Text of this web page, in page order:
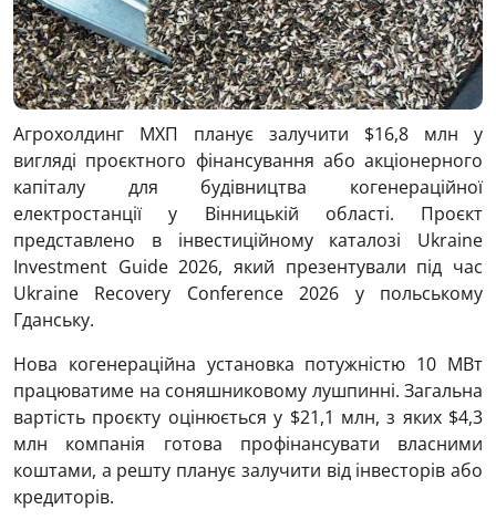
Агрохолдинг МХП планує залучити $16,8 млн у
вигляді проєктного фінансування або акціонерного
капіталу для будівництва когенераційної
електростанції у Вінницькій області. Проєкт
представлено в інвестиційному каталозі Ukraine
Investment Guide 2026, який презентували під час
Ukraine Recovery Conference 2026 у польському
Гданську.
Нова когенераційна установка потужністю 10 МВт
працюватиме на соняшниковому лушпинні. Загальна
вартість проєкту оцінюється у $21,1 млн, з яких $4,3
млн компанія готова профінансувати власними
коштами, а решту планує залучити від інвесторів або
кредиторів.